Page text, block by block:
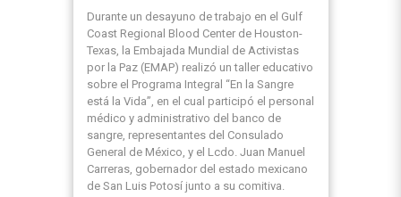
Durante un desayuno de trabajo en el Gulf
Coast Regional Blood Center de Houston-
Texas, la Embajada Mundial de Activistas
por la Paz (EMAP) realizó un taller educativo
sobre el Programa Integral “En la Sangre
está la Vida”, en el cual participó el personal
médico y administrativo del banco de
sangre, representantes del Consulado
General de México, y el Lcdo. Juan Manuel
Carreras, gobernador del estado mexicano
de San Luis Potosí junto a su comitiva.